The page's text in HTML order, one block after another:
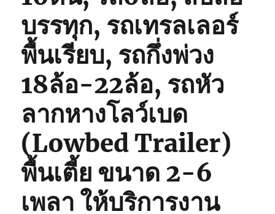
บรรทุก, รถเทรลเลอร์
พื้นเรียบ, รถกึ่งพ่วง
18ล้อ-22ล้อ, รถหัว
ลากหางโลว์เบด
(Lowbed Trailer)
พื้นเตี้ย ขนาด 2-6
เพลา ให้บริการงาน